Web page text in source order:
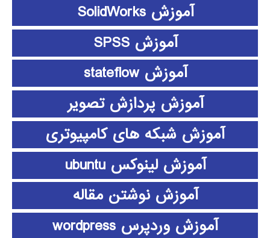
آموزش SolidWorks
آموزش SPSS
آموزش stateflow
آموزش پردازش تصویر
آموزش شبکه های کامپیوتری
آموزش لینوکس ubuntu
آموزش نوشتن مقاله
آموزش وردپرس wordpress